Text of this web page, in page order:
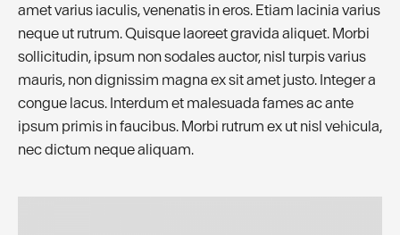
amet varius iaculis, venenatis in eros. Etiam lacinia varius
neque ut rutrum. Quisque laoreet gravida aliquet. Morbi
sollicitudin, ipsum non sodales auctor, nisl turpis varius
mauris, non dignissim magna ex sit amet justo. Integer a
congue lacus. Interdum et malesuada fames ac ante
ipsum primis in faucibus. Morbi rutrum ex ut nisl vehicula,
nec dictum neque aliquam.